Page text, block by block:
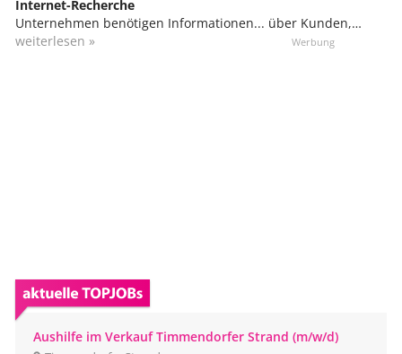
Aushilfe im Verkauf Timmendorfer Strand (m/w/d)
Internet-Recherche
Unternehmen benötigen Informationen... über Kunden,
potenzielle Kunden, Lieferanten, Mitbewerber, Produkte,
weiterlesen »